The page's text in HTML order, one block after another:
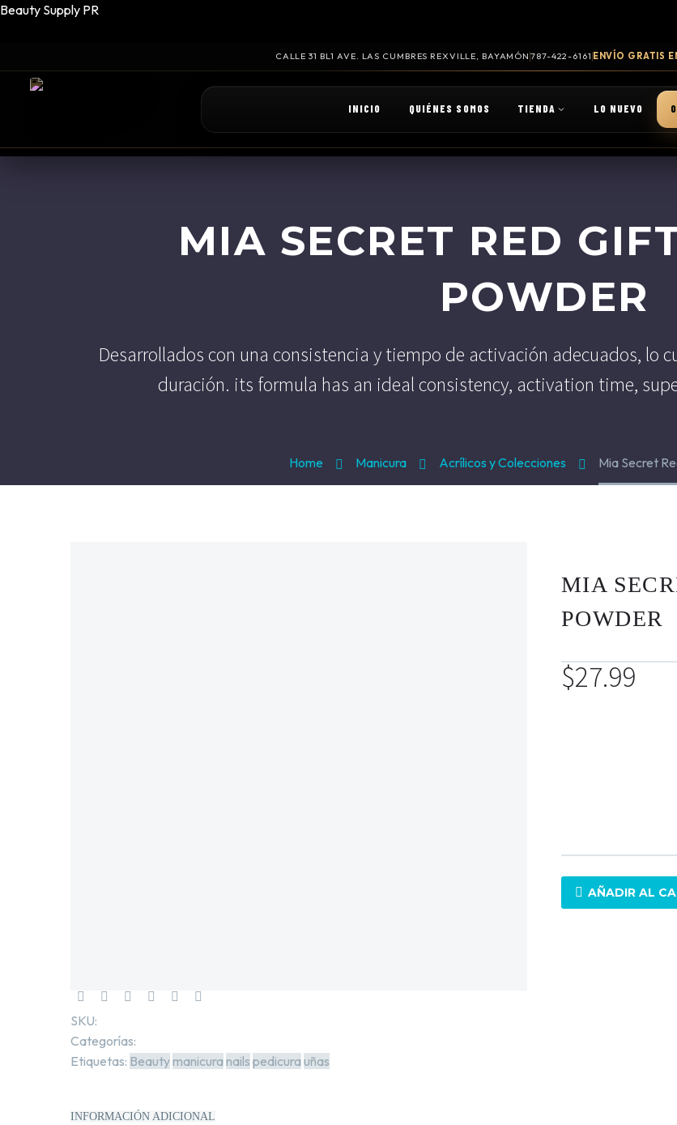
Beauty Supply PR
CALLE 31 BL1 AVE. LAS CUMBRES REXVILLE, BAYAMÓN 787-422-6161 ENVÍO GRATIS
INICIO QUIÉNES SOMOS TIENDA LO NUEVO
MIA SECRET RED
POWDER
Desarrollados con una consistencia y tiempo de activación adecuados, lo
duración. its formula has an ideal consistency, activation time,
Home Manicura Acrílicos y Colecciones Mia Secret
SKU:
Categorías:
Etiquetas: Beautymanicura nails pedicura uñas
MIA
POWDER
$27.99
AÑADIR AL
INFORMACIÓN ADICIONAL